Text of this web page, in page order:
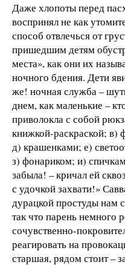
Даже хлопоты перед
воспринял не как
способ отвлечься от
пришедшим детям
места», как они их
ночного бдения. Дети
же! ночная служба –
днем, как маленькие –
приволокла с собой
книжкой-раскраской; в)
д) крашенками; е)
з) фонариком; и)
забыла! – кричал ей
с удочкой захвати!»
дурацкой простуды нам
так что парень немного
сочувственно-
реагировать на
старшая, рядом стоит –